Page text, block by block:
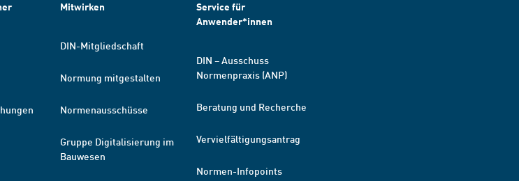
Mitwirken
DIN-Mitgliedschaft
Normung mitgestalten
Normenausschüsse
Gruppe Digitalisierung im
Bauwesen
Service für
Anwender*innen
DIN – Ausschuss
Normenpraxis (ANP)
Beratung und Recherche
Vervielfältigungsantrag
Normen-Infopoints